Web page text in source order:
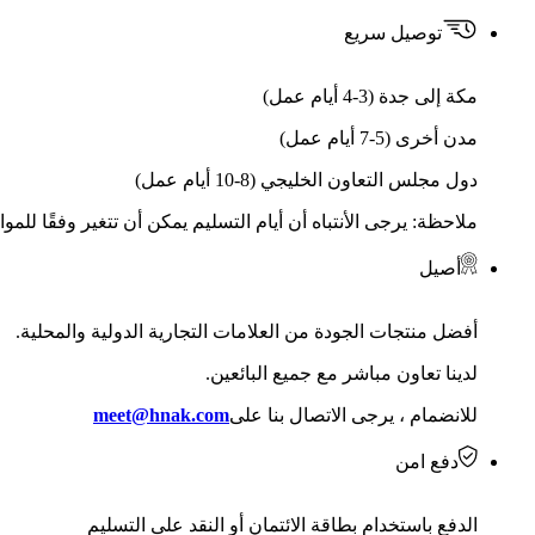
توصيل سريع
مكة إلى جدة (3-4 أيام عمل)
مدن أخرى (5-7 أيام عمل)
دول مجلس التعاون الخليجي (8-10 أيام عمل)
ملاحظة: يرجى الأنتباه أن أيام التسليم يمكن أن تتغير وفقًا
أصيل
أفضل منتجات الجودة من العلامات التجارية الدولية والمحلية.
لدينا تعاون مباشر مع جميع البائعين.
للانضمام ، يرجى الاتصال بنا علىmeet@hnak.com
دفع امن
الدفع باستخدام بطاقة الائتمان أو النقد على التسليم